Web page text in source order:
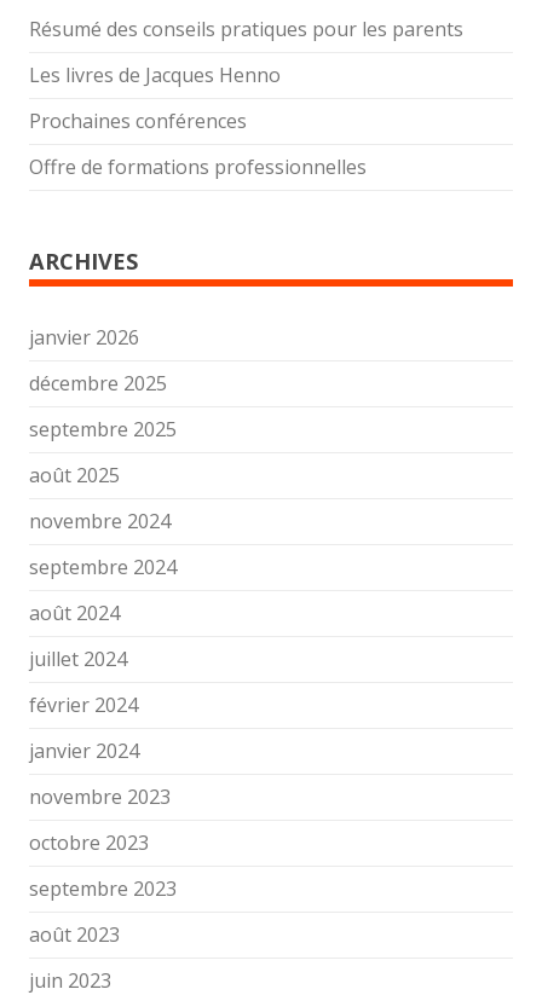
Résumé des conseils pratiques pour les parents
Les livres de Jacques Henno
Prochaines conférences
Offre de formations professionnelles
ARCHIVES
janvier 2026
décembre 2025
septembre 2025
août 2025
novembre 2024
septembre 2024
août 2024
juillet 2024
février 2024
janvier 2024
novembre 2023
octobre 2023
septembre 2023
août 2023
juin 2023